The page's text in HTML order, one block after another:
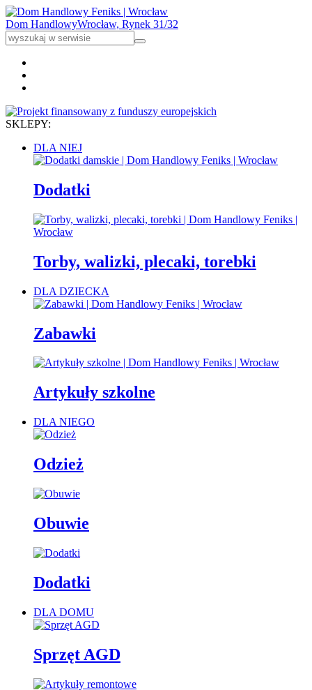
Dom HandlowyWrocław, Rynek 31/32
SKLEPY:
DLA NIEJ
Dodatki
Torby, walizki, plecaki, torebki
DLA DZIECKA
Zabawki
Artykuły szkolne
DLA NIEGO
Odzież
Obuwie
Dodatki
DLA DOMU
Sprzęt AGD